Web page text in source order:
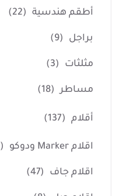
أطقم هندسية (22)
براجل (9)
مثلثات (3)
مساطر (18)
أقلام (137)
اقلام Marker ودوكو (11)
اقلام جاف (47)